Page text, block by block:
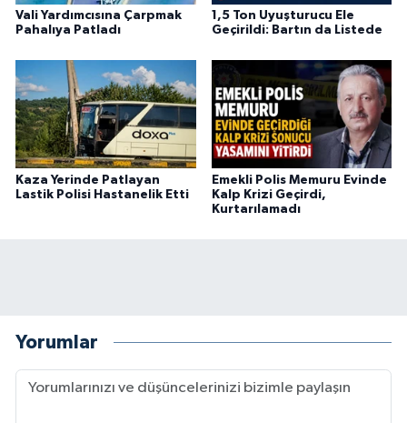
Vali Yardımcısına Çarpmak
Pahalıya Patladı
1,5 Ton Uyuşturucu Ele
Geçirildi: Bartın da Listede
Kaza Yerinde Patlayan
Lastik Polisi Hastanelik Etti
Emekli Polis Memuru Evinde
Kalp Krizi Geçirdi,
Kurtarılamadı
Yorumlar